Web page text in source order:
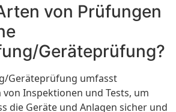
von Prüfungen
Geräteprüfung?
Geräteprüfung umfasst
Inspektionen und Tests, um
die Geräte und Anlagen sicher und